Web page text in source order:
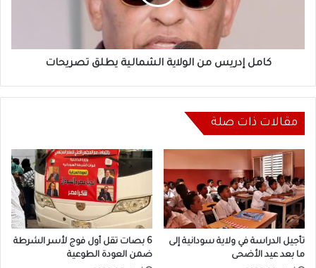
كامل إدريس من الولاية الشمالية يطلق تصريحات
مقالات ذات صلة
تأجيل الدراسة في ولاية سودانية إلى
ما بعد عيد الأضحى
6 بصات تقل أول فوج لأسر الشرطة
ضمن العودة الطوعية